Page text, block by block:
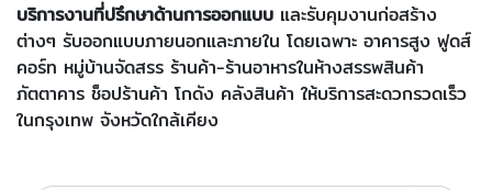
บริการงานที่ปรึกษาด้านการออกแบบ และรับคุมงานก่อสร้าง
ต่างๆ รับออกแบบภายนอกและภายใน โดยเฉพาะ อาคารสูง ฟูดส์
คอร์ท หมู่บ้านจัดสรร ร้านค้า-ร้านอาหารในห้างสรรพสินค้า
ภัตตาคาร ช็อปร้านค้า โกดัง คลังสินค้า ให้บริการสะดวกรวดเร็ว
ในกรุงเทพ จังหวัดใกล้เคียง